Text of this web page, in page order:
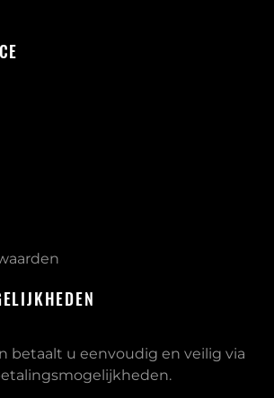
betaalt u eenvoudig en veilig via